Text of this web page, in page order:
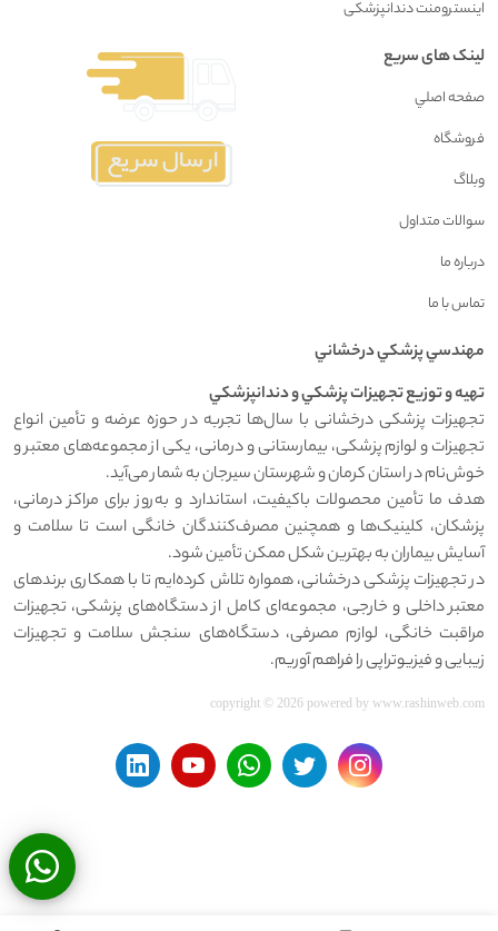
اینسترومنت دندانپزشکی
لینک های سریع
صفحه اصلي
فروشگاه
وبلاگ
سوالات متداول
درباره ما
تماس با ما
مهندسي پزشکي درخشاني
تهيه و توزيع تجهيزات پزشکي و دندانپزشکي
تجهیزات پزشکی درخشانی با سال‌ها تجربه در حوزه عرضه و تأمین انواع
تجهیزات و لوازم پزشکی، بیمارستانی و درمانی، یکی از مجموعه‌های معتبر و
خوش‌نام در استان کرمان و شهرستان سیرجان به شمار می‌آید.
هدف ما تأمین محصولات باکیفیت، استاندارد و به‌روز برای مراکز درمانی،
پزشکان، کلینیک‌ها و همچنین مصرف‌کنندگان خانگی است تا سلامت و
آسایش بیماران به بهترین شکل ممکن تأمین شود.
در تجهیزات پزشکی درخشانی، همواره تلاش کرده‌ایم تا با همکاری برندهای
معتبر داخلی و خارجی، مجموعه‌ای کامل از دستگاه‌های پزشکی، تجهیزات
مراقبت خانگی، لوازم مصرفی، دستگاه‌های سنجش سلامت و تجهیزات
زیبایی و فیزیوتراپی را فراهم آوریم.
copyright © 2026 powered by www.rashinweb.com